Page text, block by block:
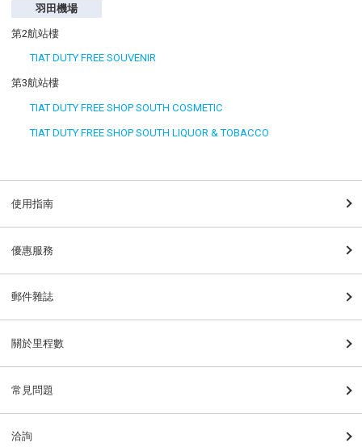
羽田機場
第2航站樓
TIAT DUTY FREE SOUVENIR
第3航站樓
TIAT DUTY FREE SHOP SOUTH COSMETIC
TIAT DUTY FREE SHOP SOUTH LIQUOR & TOBACCO
使用指南
優惠服務
郵件雜誌
關於里程數
常見問題
洽詢